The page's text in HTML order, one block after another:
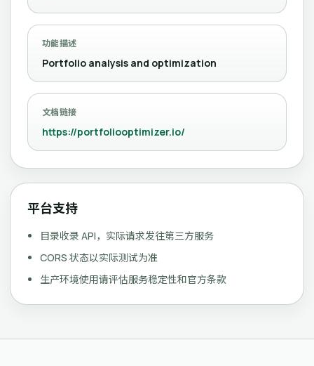
功能描述
Portfolio analysis and optimization
文档链接
https://portfoliooptimizer.io/
平台支持
目录收录 API，实际请求发往第三方服务
CORS 状态以实际测试为准
生产环境使用请评估服务稳定性和官方条款